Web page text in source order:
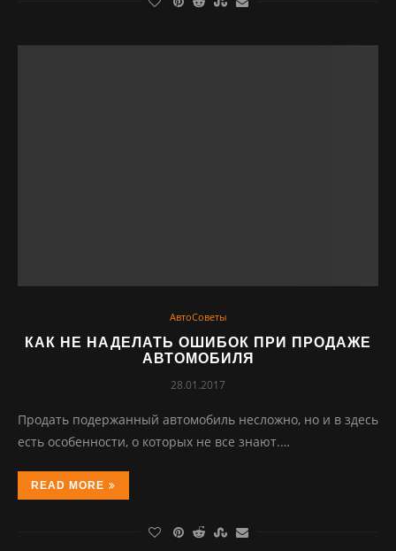
АвтоСоветы
КАК НЕ НАДЕЛАТЬ ОШИБОК ПРИ ПРОДАЖЕ
АВТОМОБИЛЯ
28.01.2017
Продать подержанный автомобиль несложно, но и в здесь
есть особенности, о которых не все знают.…
READ MORE